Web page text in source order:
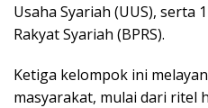
Usaha Syariah (UUS), serta
Rakyat Syariah (BPRS).
Ketiga kelompok ini
masyarakat, mulai dari ritel